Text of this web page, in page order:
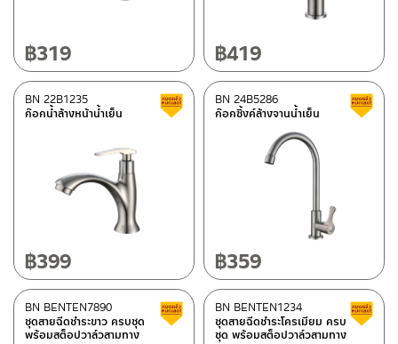
฿319 ฿419
ก๊อกน้ำล้างหน้าน้ำเย็น
BN 22B1235 Clearance sale
฿399
ก๊อกซิ้งค์ล้างจานน้ำเย็น
BN 24B5286
฿359
ชุดสายฉีดชำระขาว ครบชุด
พร้อมสต็อปวาล์วสามทาง
BN BENTEN7890 Clearance sale
ชุดสายฉีดชำระโครเมียม ครบ
ชุด พร้อมสต็อปวาล์วสามทาง
BN BENTEN1234